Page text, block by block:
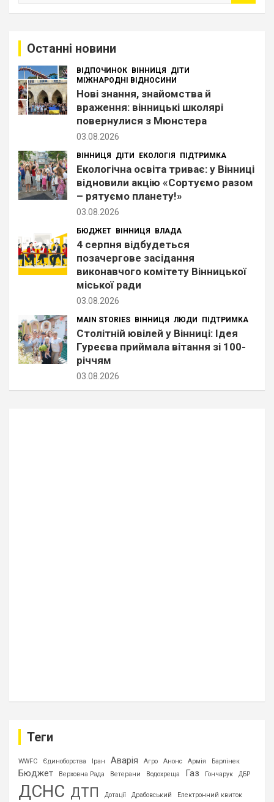
Останні новини
ВІДПОЧИНОК ВІННИЦЯ
ДІТИ
МІЖНАРОДНІ ВІДНОСИНИ
Нові знання, знайомства й
враження: вінницькі школярі
повернулися з Мюнстера
03.08.2026
ВІННИЦЯ ДІТИ ЕКОЛОГІЯ ПІДТРИМКА
Екологічна освіта триває: у Вінниці
відновили акцію «Сортуємо разом
– рятуємо планету!»
03.08.2026
БЮДЖЕТ ВІННИЦЯ ВЛАДА
4 серпня відбудеться
позачергове засідання
виконавчого комітету Вінницької
міської ради
03.08.2026
MAIN STORIES ВІННИЦЯ ЛЮДИ ПІДТРИМКА
Столітній ювілей у Вінниці: Ідея
Гуреєва приймала вітання зі 100-
річчям
03.08.2026
Теги
WWFC Єдиноборства Іран Аварія Агро Анонс Армія Барлінек
Бюджет Верховна Рада Ветерани Водохреща Газ Гончарук ДБР
ДСНС ДТП Дотації Драбовський Електронний квиток